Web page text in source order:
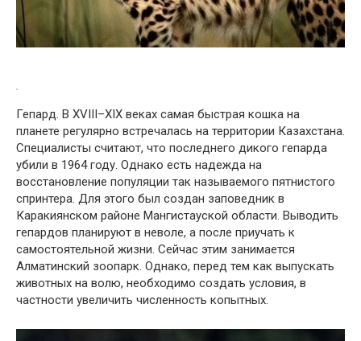
Гепард. В XVIII–XIX веках самая быстрая кошка на
планете регулярно встречалась на территории Казахстана.
Специалисты считают, что последнего дикого гепарда
убили в 1964 году. Однако есть надежда на
восстановление популяции так называемого пятнистого
спринтера. Для этого был создан заповедник в
Каракиянском районе Мангистауской области. Выводить
гепардов планируют в неволе, а после приучать к
самостоятельной жизни. Сейчас этим занимается
Алматинский зоопарк. Однако, перед тем как выпускать
животных на волю, необходимо создать условия, в
частности увеличить численность копытных.